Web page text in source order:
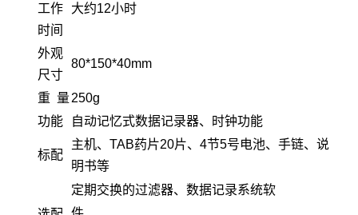
工作
时间
大约12小时
外观
尺寸
80*150*40mm
重 量250g
功能
自动记忆式数据记录器、时钟功能
标配
主机、TAB药片20片、4节5号电池、手链、说
明书等
定期交换的过滤器、数据记录系统软